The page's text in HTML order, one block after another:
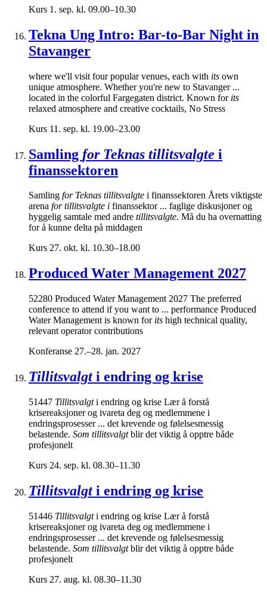
Kurs 1. sep. kl. 09.00–10.30
Tekna Ung Intro: Bar-to-Bar Night in
Stavanger
where we'll visit four popular venues, each with its own
unique atmosphere. Whether you're new to Stavanger ...
located in the colorful Fargegaten district. Known for its
relaxed atmosphere and creative cocktails, No Stress
Kurs 11. sep. kl. 19.00–23.00
Samling for Teknas tillitsvalgte i
finanssektoren
Samling for Teknas tillitsvalgte i finanssektoren Årets viktigste
arena for tillitsvalgte i finanssektor ... faglige diskusjoner og
hyggelig samtale med andre tillitsvalgte. Må du ha overnatting
for å kunne delta på middagen
Kurs 27. okt. kl. 10.30–18.00
Produced Water Management 2027
52280 Produced Water Management 2027 The preferred
conference to attend if you want to ... performance Produced
Water Management is known for its high technical quality,
relevant operator contributions
Konferanse 27.–28. jan. 2027
Tillitsvalgti endring og krise
51447 Tillitsvalgti endring og krise Lær å forstå
krisereaksjoner og ivareta deg og medlemmene i
endringsprosesser ... det krevende og følelsesmessig
belastende. Som tillitsvalgtblir det viktig å opptre både
profesjonelt
Kurs 24. sep. kl. 08.30–11.30
Tillitsvalgti endring og krise
51446 Tillitsvalgti endring og krise Lær å forstå
krisereaksjoner og ivareta deg og medlemmene i
endringsprosesser ... det krevende og følelsesmessig
belastende. Som tillitsvalgtblir det viktig å opptre både
profesjonelt
Kurs 27. aug. kl. 08.30–11.30